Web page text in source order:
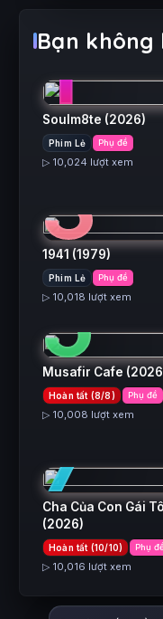
Bạn không
1
Soulm8te (2026)
Phim Lẻ Phụ đề
▷ 10,024 lượt xem
3
1941 (1979)
Phim Lẻ Phụ đề
▷ 10,018 lượt xem
5
Musafir Cafe
Hoàn tất (8/8) Phụ đề
▷ 10,008 lượt xem
7
Cha Của Con Gái
(2026)
Hoàn tất (10/10) Phụ đề
▷ 10,016 lượt xem